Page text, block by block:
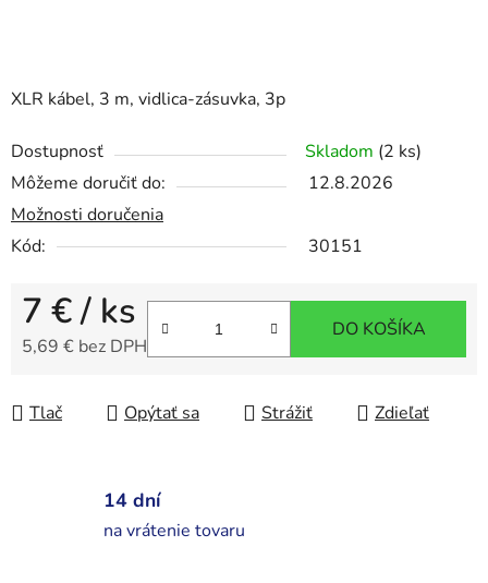
XLR kábel, 3 m, vidlica-zásuvka, 3p
Dostupnosť Skladom (2 ks)
Môžeme doručiť do:
12.8.2026
Možnosti doručenia
Kód:
30151
7 €/ ks
5,69 € bez DPH
DO KOŠÍKA
Tlač Opýtať sa Strážiť Zdieľať
14 dní
na vrátenie tovaru